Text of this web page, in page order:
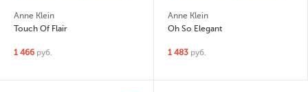
Anne Klein
Touch Of Flair
1 466 руб.
Anne Klein
Oh So Elegant
1 483 руб.